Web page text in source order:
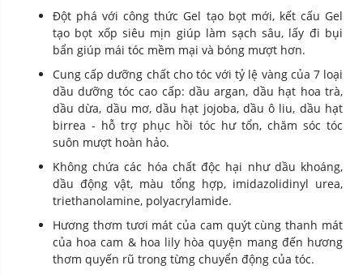
Đột phá với công thức Gel tạo bọt mới, kết cấu Gel
tạo bọt xốp siêu mịn giúp làm sạch sâu, lấy đi bụi
bẩn giúp mái tóc mềm mại và bóng mượt hơn.
Cung cấp dưỡng chất cho tóc với tỷ lệ vàng của 7 loại
dầu dưỡng tóc cao cấp: dầu argan, dầu hạt hoa trà,
dầu dừa, dầu mơ, dầu hạt jojoba, dầu ô liu, dầu hạt
birrea - hỗ trợ phục hồi tóc hư tổn, chăm sóc tóc
suôn mượt hoàn hảo.
Không chứa các hóa chất độc hại như dầu khoáng,
dầu động vật, màu tổng hợp, imidazolidinyl urea,
triethanolamine, polyacrylamide.
Hương thơm tươi mát của cam quýt cùng thanh mát
của hoa cam & hoa lily hòa quyện mang đến hương
thơm quyến rũ trong từng chuyển động của tóc.